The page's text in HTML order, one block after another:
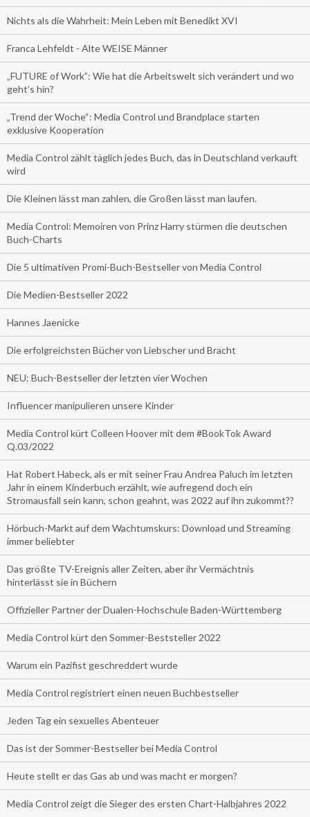
Nichts als die Wahrheit: Mein Leben mit Benedikt XVI
Franca Lehfeldt - Alte WEISE Männer
„FUTURE of Work”: Wie hat die Arbeitswelt sich verändert und wo
geht’s hin?
„Trend der Woche“: Media Control und Brandplace starten
exklusive Kooperation
Media Control zählt täglich jedes Buch, das in Deutschland verkauft
wird
Die Kleinen lässt man zahlen, die Großen lässt man laufen.
Media Control: Memoiren von Prinz Harry stürmen die deutschen
Buch-Charts
Die 5 ultimativen Promi-Buch-Bestseller von Media Control
Die Medien-Bestseller 2022
Hannes Jaenicke
Die erfolgreichsten Bücher von Liebscher und Bracht
NEU: Buch-Bestseller der letzten vier Wochen
Influencer manipulieren unsere Kinder
Media Control kürt Colleen Hoover mit dem #BookTok Award
Q.03/2022
Hat Robert Habeck, als er mit seiner Frau Andrea Paluch im letzten
Jahr in einem Kinderbuch erzählt, wie aufregend doch ein
Stromausfall sein kann, schon geahnt, was 2022 auf ihn zukommt??
Hörbuch-Markt auf dem Wachtumskurs: Download und Streaming
immer beliebter
Das größte TV-Ereignis aller Zeiten, aber ihr Vermächtnis
hinterlässt sie in Büchern
Offizieller Partner der Dualen-Hochschule Baden-Württemberg
Media Control kürt den Sommer-Beststeller 2022
Warum ein Pazifist geschreddert wurde
Media Control registriert einen neuen Buchbestseller
Jeden Tag ein sexuelles Abenteuer
Das ist der Sommer-Bestseller bei Media Control
Heute stellt er das Gas ab und was macht er morgen?
Media Control zeigt die Sieger des ersten Chart-Halbjahres 2022